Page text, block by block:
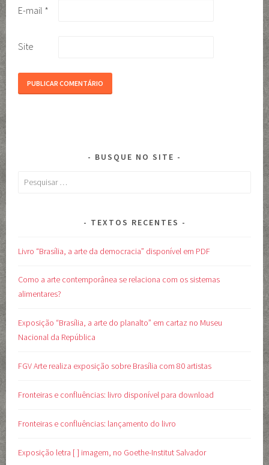
E-mail *
Site
BUSQUE NO SITE
Pesquisar
TEXTOS RECENTES
Livro “Brasília, a arte da democracia” disponível em PDF
Como a arte contemporânea se relaciona com os sistemas
alimentares?
Exposição “Brasília, a arte do planalto” em cartaz no Museu
Nacional da República
FGV Arte realiza exposição sobre Brasília com 80 artistas
Fronteiras e confluências: livro disponível para download
Fronteiras e confluências: lançamento do livro
Exposição letra [ ] imagem, no Goethe-Institut Salvador